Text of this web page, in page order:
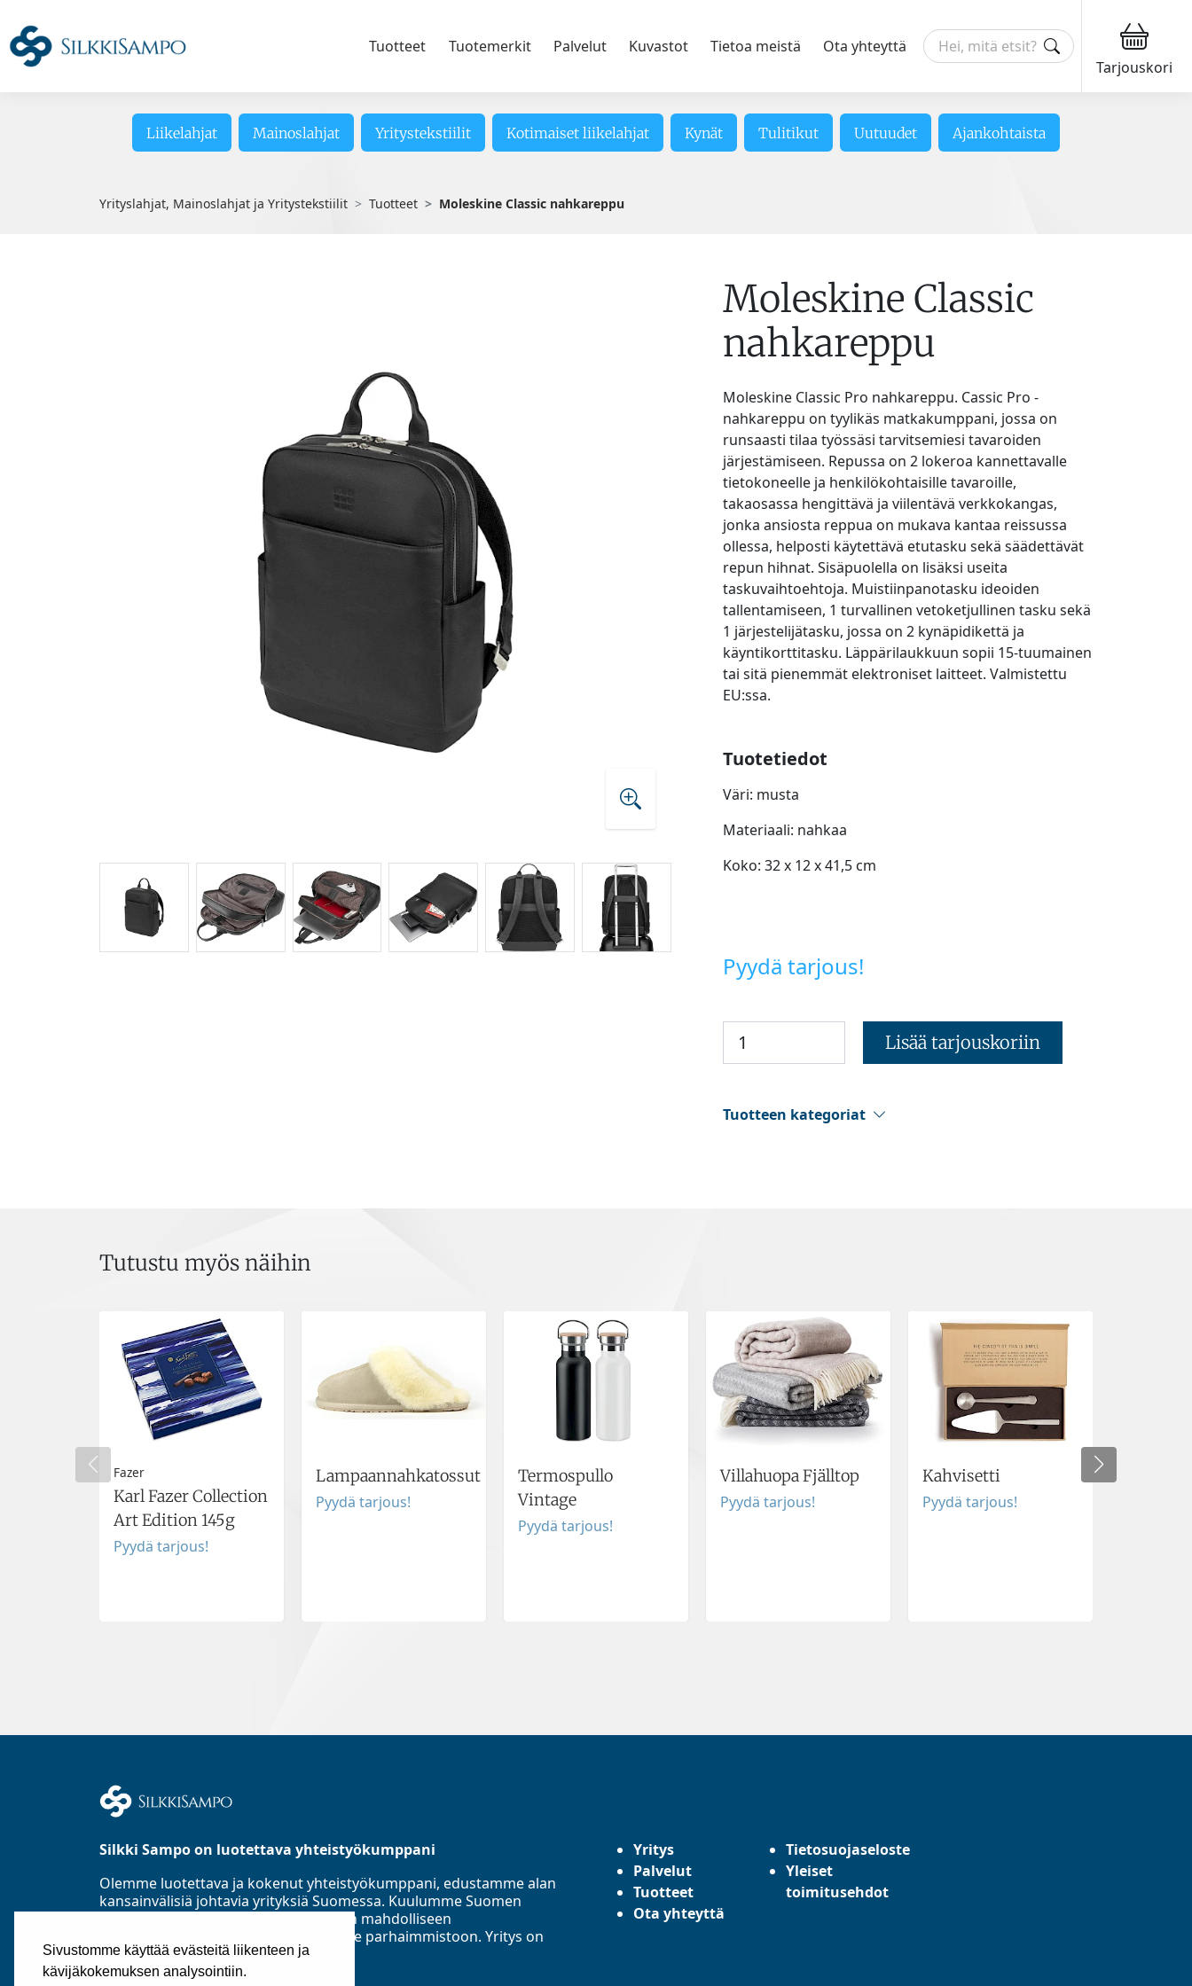
Sivustomme käyttää evästeitä liikenteen ja
kävijäkokemuksen analysointiin.
Tuotteet Tuotemerkit Palvelut Kuvastot Tietoa meistä
Ota yhteyttä
Tarjouskori
Liikelahjat Mainoslahjat Yritystekstiilit Kotimaiset liikelahjat Kynät Tulitikut Uutuudet Ajankohtaista
Yrityslahjat, Mainoslahjat ja Yritystekstiilit Tuotteet Moleskine Classic nahkareppu
Moleskine Classic
nahkareppu
Moleskine Classic Pro nahkareppu. Cassic Pro -
nahkareppu on tyylikäs matkakumppani, jossa on
runsaasti tilaa työssäsi tarvitsemiesi tavaroiden
järjestämiseen. Repussa on 2 lokeroa kannettavalle
tietokoneelle ja henkilökohtaisille tavaroille,
takaosassa hengittävä ja viilentävä verkkokangas,
jonka ansiosta reppua on mukava kantaa reissussa
ollessa, helposti käytettävä etutasku sekä säädettävät
repun hihnat. Sisäpuolella on lisäksi useita
taskuvaihtoehtoja. Muistiinpanotasku ideoiden
tallentamiseen, 1 turvallinen vetoketjullinen tasku sekä
1 järjestelijätasku, jossa on 2 kynäpidikettä ja
käyntikorttitasku. Läppärilaukkuun sopii 15-tuumainen
tai sitä pienemmät elektroniset laitteet. Valmistettu
EU:ssa.
Tuotetiedot
Väri: musta
Materiaali: nahkaa
Koko: 32 x 12 x 41,5 cm
Pyydä tarjous!
Lisää tarjouskoriin
Tuotteen kategoriat
Tutustu myös näihin
Fazer
Karl Fazer Collection
Art Edition 145g
Pyydä tarjous!
Lampaannahkatossut
Pyydä tarjous!
Termospullo
Vintage
Pyydä tarjous!
Villahuopa Fjälltop
Pyydä tarjous!
Kahvisetti
Pyydä tarjous!
Silkki Sampo on luotettava yhteistyökumppani
Olemme luotettava ja kokenut yhteistyökumppani, edustamme alan
kansainvälisiä johtavia yrityksiä Suomessa. Kuulumme Suomen
Asiakastieto Oy:n mukaan parhaaseen mahdolliseen
luottoluokitusryhmään ja toimialamme parhaimmistoon. Yritys on
perustettu 1985.
Yritys
Palvelut
Tuotteet
Ota yhteyttä
Tietosuojaseloste
Yleiset
toimitusehdot